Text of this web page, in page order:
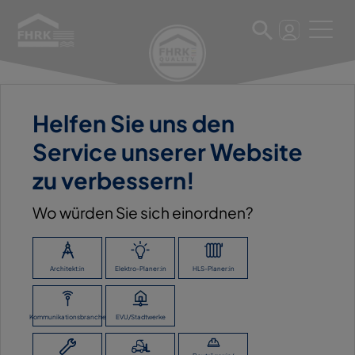
Helfen Sie uns den
Service unserer Website
zu verbessern!
Wo würden Sie sich einordnen?
Architekt:in Elektro-Planer:in HLS-Planer:in
Kommunikationsbranche EVU/Stadtwerke
11. März 2025
RAIFFEISEN WAREN GMBH
ZURÜCK ZUR ÜBERSICHT